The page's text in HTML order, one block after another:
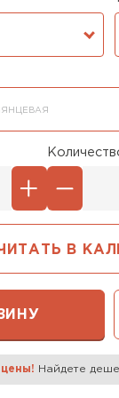
В
Найдете